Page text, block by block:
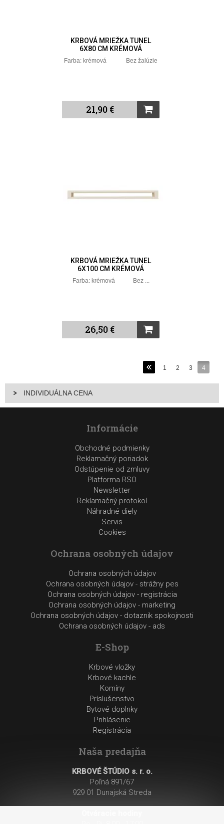
KRBOVÁ MRIEŽKA TUNEL
6X80 CM KRÉMOVÁ
Farba: krémová Bez žalúzie
21,90 €
KRBOVÁ MRIEŽKA TUNEL
6X100 CM KRÉMOVÁ
Farba: krémová Bez ...
26,50 €
1 2 3 4
INDIVIDUÁLNA CENA
Informácie
Obchodné podmienky
Reklamačný poriadok
Odstúpenie od zmluvy
Platforma RSO
Newsletter
Reklamačný protokol
Náhradné diely
Servis
Cookies
Ochrana osobných údajov
Ochrana osobných údajov
Ochrana osobných údajov - strážny pes
Ochrana osobných údajov - registrácia
Ochrana osobných údajov - marketing
Ochrana osobných údajov - dotaznik spokojnosti
Ochrana osobných údajov - ads
E-Shop
Krbové vložky
Krbové kachle
Komíny
Príslušenstvo
Bytové doplnky
Prihlásenie
Registrácia
Naša predajňa
KRBOVÉ ŠTÚDIO s. r. o.
Poľná 891/67
929 01 Dunajská Streda